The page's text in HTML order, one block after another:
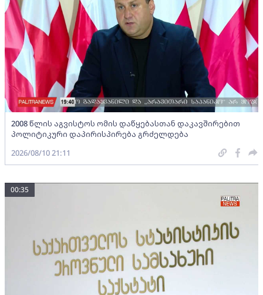
2008 წლის აგვისტოს ომის დაწყებასთან დაკავშირებით
პოლიტიკური დაპირისპირება გრძელდება
2026/08/10 21:11
00:35